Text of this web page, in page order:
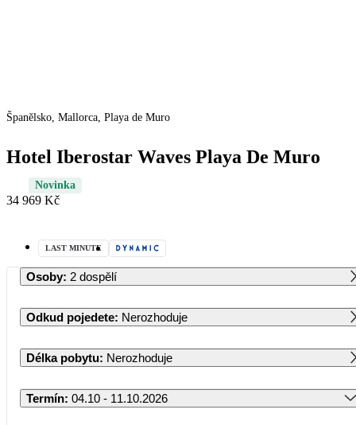
Španělsko, Mallorca, Playa de Muro
Hotel Iberostar Waves Playa De Muro
Novinka
34 969 Kč
LAST MINUTE
Osoby: 2 dospělí
Odkud pojedete: Nerozhoduje
Délka pobytu: Nerozhoduje
Termín: 04.10 - 11.10.2026